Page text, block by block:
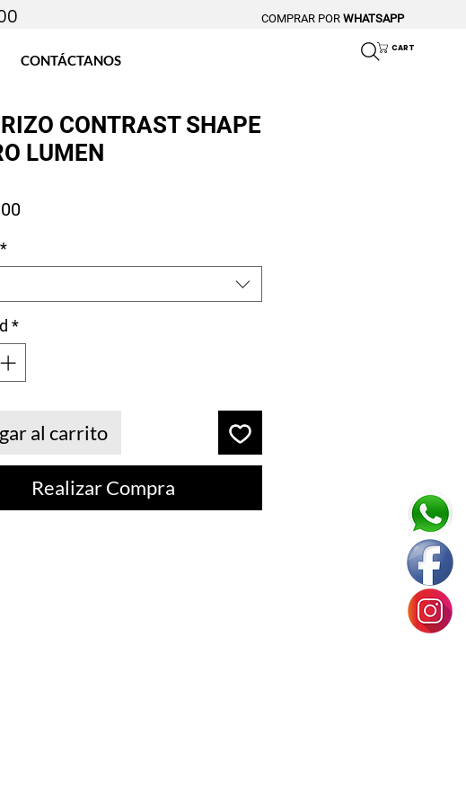
CONTÁCTANOS
CART
COMPRAR POR WHATSAPP
CONTRAST SHAPE
LUMEN
Precio
*
*
al carrito
Realizar Compra